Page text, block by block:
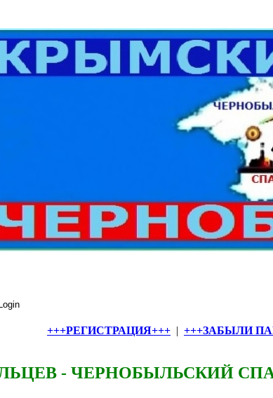
+++РЕГИСТРАЦИЯ+++ | +++ЗАБЫЛИ
- ЧЕРНОБЫЛЬСКИЙ